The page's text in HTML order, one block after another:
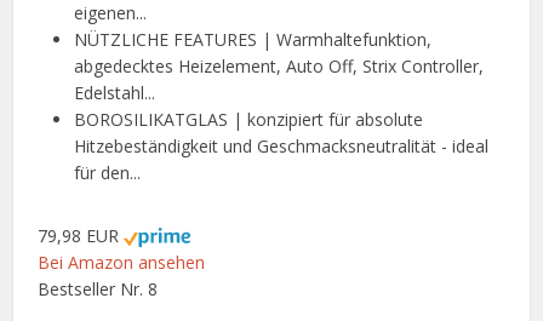
eigenen...
NÜTZLICHE FEATURES | Warmhaltefunktion,
abgedecktes Heizelement, Auto Off, Strix Controller,
Edelstahl...
BOROSILIKATGLAS | konzipiert für absolute
Hitzebeständigkeit und Geschmacksneutralität - ideal
für den...
79,98 EUR
Bei Amazon ansehen
Bestseller Nr. 8